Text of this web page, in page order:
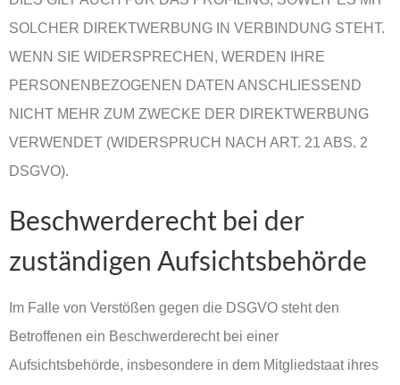
SOLCHER DIREKTWERBUNG IN VERBINDUNG STEHT.
WENN SIE WIDERSPRECHEN, WERDEN IHRE
PERSONENBEZOGENEN DATEN ANSCHLIESSEND
NICHT MEHR ZUM ZWECKE DER DIREKTWERBUNG
VERWENDET (WIDERSPRUCH NACH ART. 21 ABS. 2
DSGVO).
Beschwerderecht bei der
zuständigen Aufsichtsbehörde
Im Falle von Verstößen gegen die DSGVO steht den
Betroffenen ein Beschwerderecht bei einer
Aufsichtsbehörde, insbesondere in dem Mitgliedstaat ihres